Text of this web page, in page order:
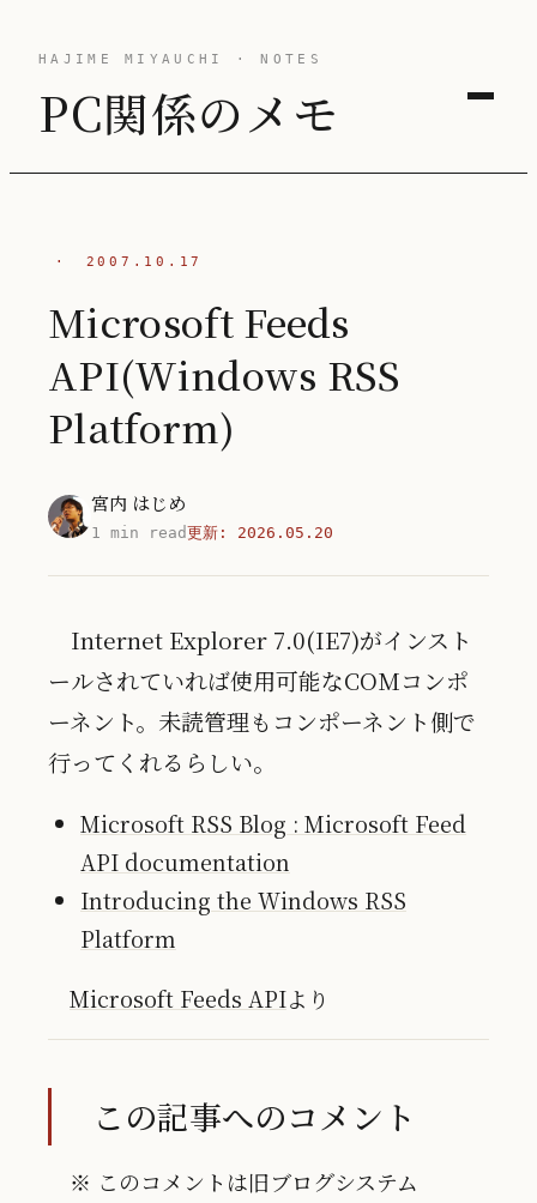
HAJIME MIYAUCHI · NOTES
PC関係のメモ
· 2007.10.17
Microsoft Feeds
API(Windows RSS
Platform)
宮内 はじめ
1 min read更新: 2026.05.20
Internet Explorer 7.0(IE7)がインスト
ールされていれば使用可能なCOMコンポ
ーネント。未読管理もコンポーネント側で
行ってくれるらしい。
Microsoft RSS Blog : Microsoft Feed
API documentation
Introducing the Windows RSS
Platform
Microsoft Feeds APIより
この記事へのコメント
※ このコメントは旧ブログシステム